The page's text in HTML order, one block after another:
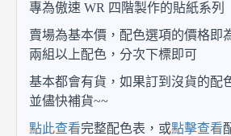
專為傲速 WR 四階製作的貼紙系列
賣場為基本價，配色選項的價格即
兩組以上配色，分次下標即可
基本都會有貨，如果訂到沒貨的配
並儘快補貨~~
點此查看完整配色表，或點擊查看